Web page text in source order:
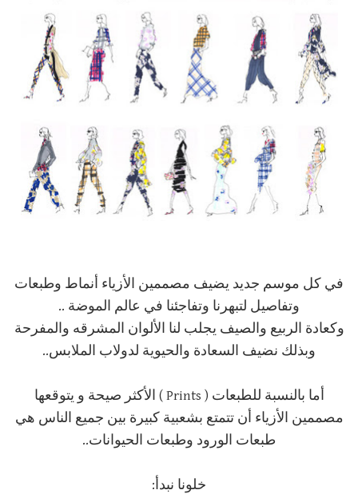
في كل موسم جديد يضيف مصممين الأزياء أنماط وطبعات
وتفاصيل لتبهرنا وتفاجئنا في عالم الموضة ..
وكعادة الربيع والصيف يجلب لنا الألوان المشرقه والمفرحة
وبذلك نضيف السعادة والحيوية لدولاب الملابس..
أما بالنسبة للطبعات ( Prints ) الأكثر صيحة و يتوقعها
مصممين الأزياء أن تتمتع بشعبية كبيرة بين جميع الناس هي
طبعات الورود وطبعات الحيوانات..
خلونا نبدأ: